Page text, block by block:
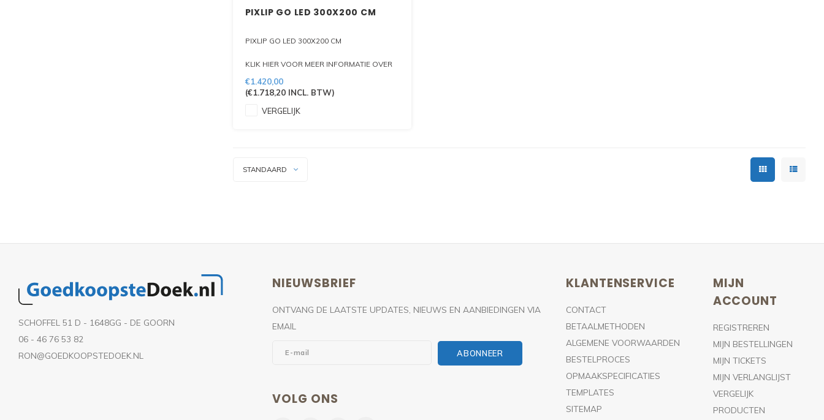
PIXLIP GO LED 300X200 CM
PIXLIP GO LED 300X200 CM
KLIK HIER VOOR MEER INFORMATIE OVER
€1.420,00
(€1.718,20INCL. BTW)
VERGELIJK
STANDAARD
SCHOFFEL 51 D - 1648GG - DE GOORN
06 - 46 76 53 82
RON@GOEDKOOPSTEDOEK.NL
NIEUWSBRIEF
ONTVANG DE LAATSTE UPDATES, NIEUWS EN AANBIEDINGEN VIA
EMAIL
ABONNEER
VOLG ONS
KLANTENSERVICE
CONTACT
BETAALMETHODEN
ALGEMENE VOORWAARDEN
BESTELPROCES
OPMAAKSPECIFICATIES
TEMPLATES
SITEMAP
MIJN
ACCOUNT
REGISTREREN
MIJN BESTELLINGEN
MIJN TICKETS
MIJN VERLANGLIJST
VERGELIJK
PRODUCTEN